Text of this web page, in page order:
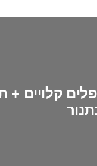
קלויים +